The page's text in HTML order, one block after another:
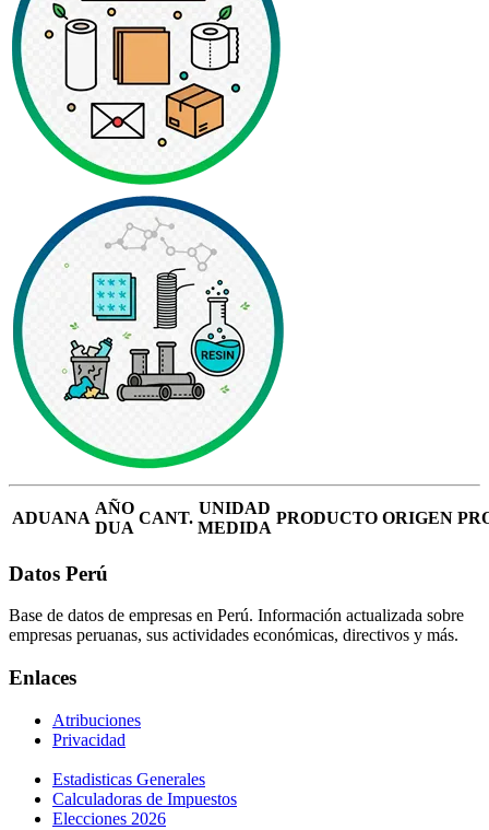
ADUANA
AÑO
DUA
CANT.
UNIDAD
MEDIDA
PRODUCTO ORIGEN
Datos Perú
Base de datos de empresas en Perú. Información actualizada sobre
empresas peruanas, sus actividades económicas, directivos y más.
Enlaces
Atribuciones
Privacidad
Estadisticas Generales
Calculadoras de Impuestos
Elecciones 2026